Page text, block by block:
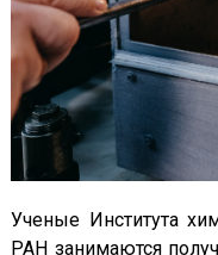
Ученые Института
РАН занимаются